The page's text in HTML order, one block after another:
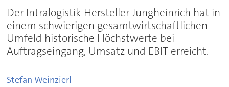
Der Intralogistik-Hersteller Jungheinrich hat in
einem schwierigen gesamtwirtschaftlichen
Umfeld historische Höchstwerte bei
Auftragseingang, Umsatz und EBIT erreicht.
Stefan Weinzierl